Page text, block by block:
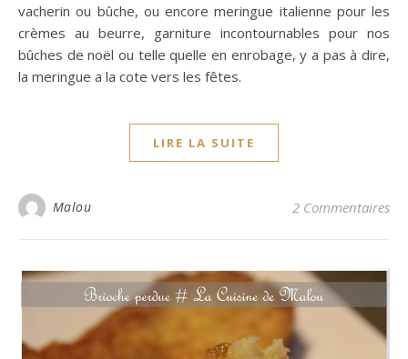
vacherin ou bûche, ou encore meringue italienne pour les
crèmes au beurre, garniture incontournables pour nos
bûches de noël ou telle quelle en enrobage, y a pas à dire,
la meringue a la cote vers les fêtes.
LIRE LA SUITE
Malou 2 Commentaires